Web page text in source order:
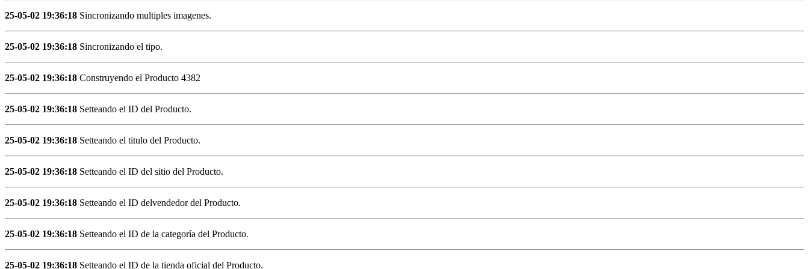
25-05-02 19:36:18 Sincronizando multiples imagenes.
25-05-02 19:36:18 Sincronizando el tipo.
25-05-02 19:36:18 Construyendo el Producto 4382
25-05-02 19:36:18 Setteando el ID del Producto.
25-05-02 19:36:18 Setteando el titulo del Producto.
25-05-02 19:36:18 Setteando el ID del sitio del Producto.
25-05-02 19:36:18 Setteando el ID delvendedor del Producto.
25-05-02 19:36:18 Setteando el ID de la categoría del Producto.
25-05-02 19:36:18 Setteando el ID de la tienda oficial del Producto.